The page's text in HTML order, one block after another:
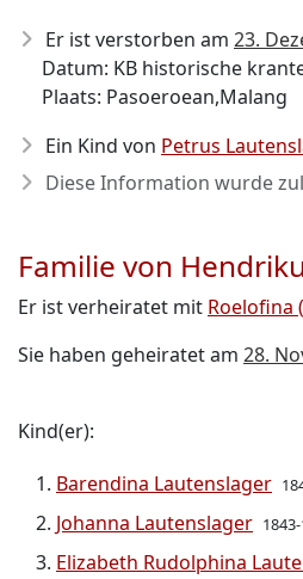
Er ist verstorben am 23.
Datum: KB historische
Plaats: Pasoeroean,Malang
Ein Kind von Petrus
Diese Information wurde
Familie von
Er ist verheiratet mit Roelofina
Sie haben geheiratet am 28.
Kind(er):
Barendina Lautenslager
Johanna Lautenslager
Elizabeth Rudolphina